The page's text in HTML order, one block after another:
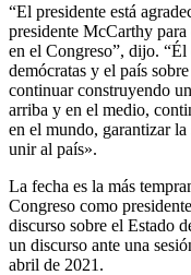
“El presidente está
presidente McCarthy
en el Congreso”, dijo. “Él
demócratas y el país
continuar construyendo
arriba y en el medio,
en el mundo, garantizar
unir al país».
La fecha es la más
Congreso como
discurso sobre el Estado
un discurso ante una
abril de 2021.